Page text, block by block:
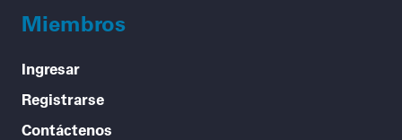
Miembros
Ingresar
Registrarse
Contáctenos